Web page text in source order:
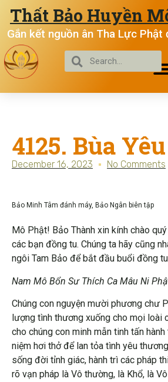
Thất Bảo Huyền
Gắn kết nguồn ân Tha Lực Phật
4125. Bùa Yêu
December 16, 2023 No Comments
Bảo Minh Tâm đánh máy, Bảo Ngân biên tập
Mô Phật! Bảo Thành xin kính chào
các bạn đồng tu. Chúng ta hãy cũng
ngôi Tam Bảo để bắt đầu buổi đồng
Nam Mô Bổn Sư Thích Ca Mâu Ni
Chúng con nguyện mười phương chư
lượng tình thương xuống cho mọi loài
cho chúng con minh mẫn tinh tấn
niệm hơi thở để lan tỏa tình yêu
sống đời tỉnh giác, hành trì các pháp
rõ vạn pháp là Vô thường, là Khổ, là